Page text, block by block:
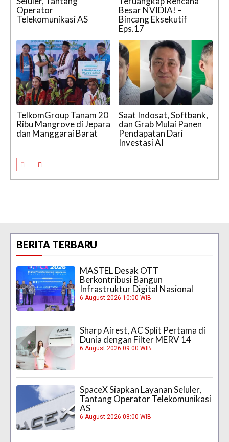
Operator
Telekomunikasi AS
Besar NVIDIA! –
Bincang Eksekutif
Eps.17
TelkomGroup Tanam 20
Ribu Mangrove di Jepara
dan Manggarai Barat
Saat Indosat, Softbank,
dan Grab Mulai Panen
Pendapatan Dari
Investasi AI
BERITA TERBARU
MASTEL Desak OTT
Berkontribusi Bangun
Infrastruktur Digital Nasional
6 August 2026 10:00 WIB
Sharp Airest, AC Split Pertama di
Dunia dengan Filter MERV 14
6 August 2026 09:00 WIB
SpaceX Siapkan Layanan Seluler,
Tantang Operator Telekomunikasi
AS
6 August 2026 08:00 WIB